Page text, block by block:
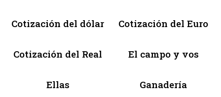
Cotización del dólar Cotización del Euro
Cotización del Real El campo y vos
Ellas Ganadería